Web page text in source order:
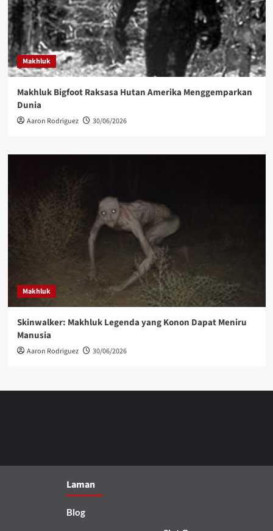
Makhluk
Makhluk Bigfoot Raksasa Hutan Amerika Menggemparkan
Dunia
Aaron Rodriguez 30/06/2026
Makhluk
Skinwalker: Makhluk Legenda yang Konon Dapat Meniru
Manusia
Aaron Rodriguez 30/06/2026
Laman
Blog